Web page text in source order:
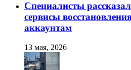
Специалисты
сервисы
аккаунтам
13 мая, 2026